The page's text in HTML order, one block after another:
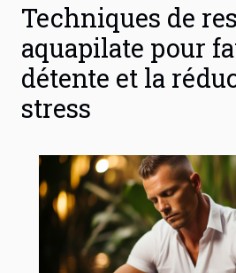
Techniques de
aquapilate pour
détente et la
stress